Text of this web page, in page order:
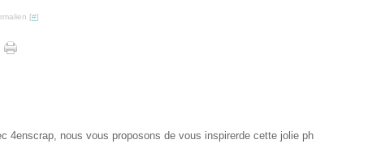
[#]
4enscrap, nous vous proposons de vous inspirerde cette jolie ph